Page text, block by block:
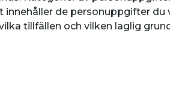
de personuppgifter du
tillfällen och vilken laglig